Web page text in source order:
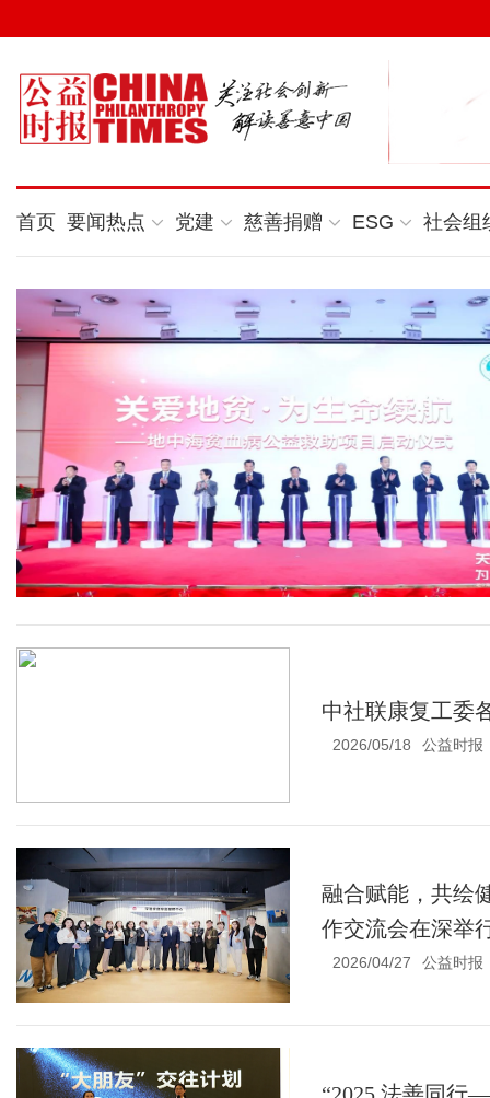
首页 要闻热点 党建 慈善捐赠 ESG 社会组
中社联康复工委
2026/05/18 公益时报
融合赋能，共绘
作交流会在深举
2026/04/27 公益时报